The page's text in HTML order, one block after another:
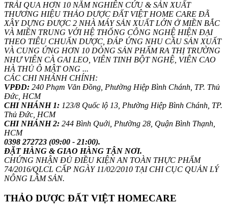
TRẢI QUA HƠN 10 NĂM NGHIÊN CỨU & SẢN XUẤT
THƯƠNG HIỆU THẢO DƯỢC ĐẤT VIỆT HOME CARE ĐÃ
XÂY DỰNG ĐƯỢC 2 NHÀ MÁY SẢN XUẤT LỚN Ở MIỀN BẮC
VÀ MIỀN TRUNG VỚI HỆ THỐNG CÔNG NGHỆ HIỆN ĐẠI
THEO TIÊU CHUẨN DƯỢC, ĐÁP ỨNG NHU CẦU SẢN XUẤT
VÀ CUNG ỨNG HƠN 10 DÒNG SẢN PHẨM RA THỊ TRƯỜNG
NHƯ VIÊN CÀ GAI LEO, VIÊN TINH BỘT NGHỆ, VIÊN CAO
HÀ THỦ Ô MẬT ONG ...
CÁC CHI NHÁNH CHÍNH:
VPĐD: 240 Phạm Văn Đồng, Phường Hiệp Bình Chánh, TP. Thủ
Đức, HCM
CHI NHÁNH 1: 123/8 Quốc lộ 13, Phường Hiệp Bình Chánh, TP.
Thủ Đức, HCM
CHI NHÁNH 2: 244 Bình Quới, Phường 28, Quận Bình Thạnh,
HCM
0398 272723 (09:00 - 21:00).
ĐẶT HÀNG & GIAO HÀNG TẬN NƠI.
CHỨNG NHẬN ĐỦ ĐIỀU KIỆN AN TOÀN THỰC PHẨM
74/2016/QLCL CẤP NGÀY 11/02/2010 TẠI CHI CỤC QUẢN LÝ
NÔNG LÂM SẢN.
THẢO DƯỢC ĐẤT VIỆT HOMECARE